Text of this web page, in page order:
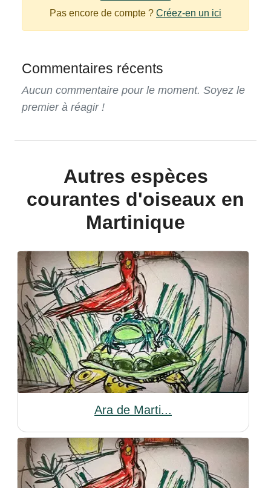
Pas encore de compte ? Créez-en un ici
Commentaires récents
Aucun commentaire pour le moment. Soyez le
premier à réagir !
Autres espèces
courantes d'oiseaux en
Martinique
Ara de Marti...